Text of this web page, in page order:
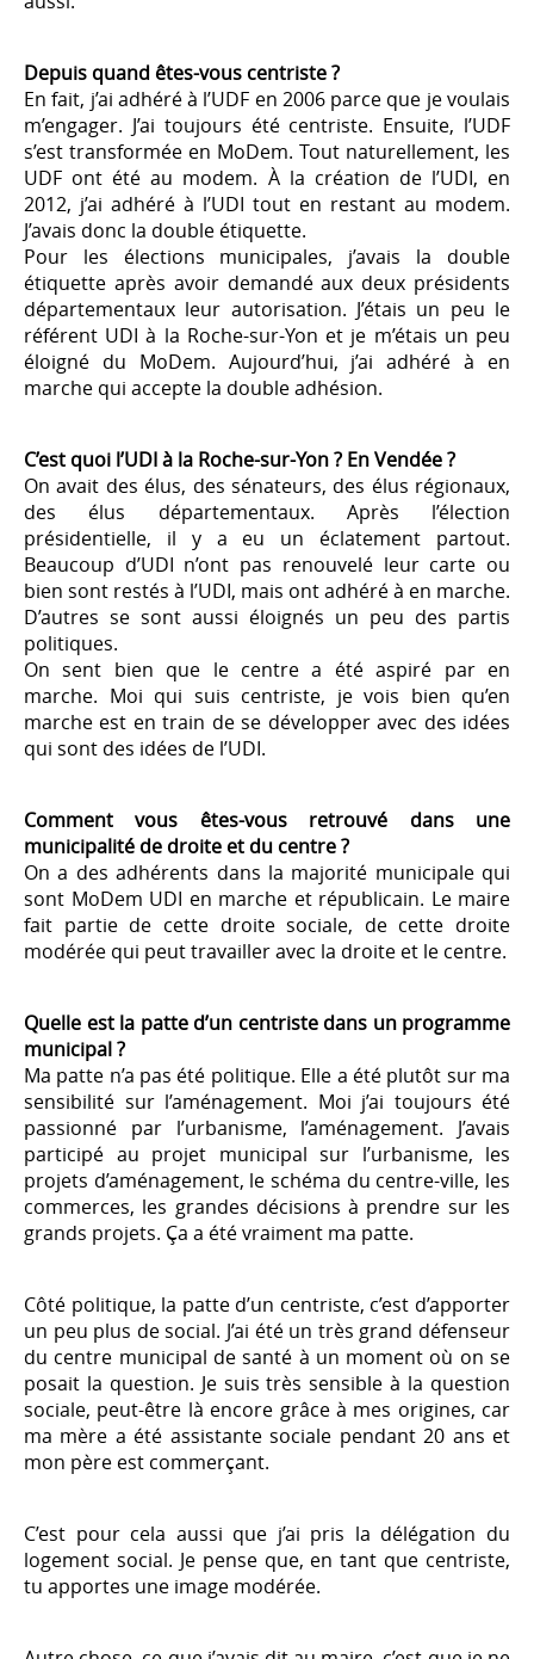
Depuis quand êtes-vous centriste ?
En fait, j’ai adhéré à l’UDF en 2006 parce que je voulais
m’engager. J’ai toujours été centriste. Ensuite, l’UDF
s’est transformée en MoDem. Tout naturellement, les
UDF ont été au modem. À la création de l’UDI, en
2012, j’ai adhéré à l’UDI tout en restant au modem.
J’avais donc la double étiquette.
Pour les élections municipales, j’avais la double
étiquette après avoir demandé aux deux présidents
départementaux leur autorisation. J’étais un peu le
référent UDI à la Roche-sur-Yon et je m’étais un peu
éloigné du MoDem. Aujourd’hui, j’ai adhéré à en
marche qui accepte la double adhésion.
C’est quoi l’UDI à la Roche-sur-Yon ? En Vendée ?
On avait des élus, des sénateurs, des élus régionaux,
des élus départementaux. Après l’élection
présidentielle, il y a eu un éclatement partout.
Beaucoup d’UDI n’ont pas renouvelé leur carte ou
bien sont restés à l’UDI, mais ont adhéré à en marche.
D’autres se sont aussi éloignés un peu des partis
politiques.
On sent bien que le centre a été aspiré par en
marche. Moi qui suis centriste, je vois bien qu’en
marche est en train de se développer avec des idées
qui sont des idées de l’UDI.
Comment vous êtes-vous retrouvé dans une
municipalité de droite et du centre ?
On a des adhérents dans la majorité municipale qui
sont MoDem UDI en marche et républicain. Le maire
fait partie de cette droite sociale, de cette droite
modérée qui peut travailler avec la droite et le centre.
Quelle est la patte d’un centriste dans un programme
municipal ?
Ma patte n’a pas été politique. Elle a été plutôt sur ma
sensibilité sur l’aménagement. Moi j’ai toujours été
passionné par l’urbanisme, l’aménagement. J’avais
participé au projet municipal sur l’urbanisme, les
projets d’aménagement, le schéma du centre-ville, les
commerces, les grandes décisions à prendre sur les
grands projets. Ça a été vraiment ma patte.
Côté politique, la patte d’un centriste, c’est d’apporter
un peu plus de social. J’ai été un très grand défenseur
du centre municipal de santé à un moment où on se
posait la question. Je suis très sensible à la question
sociale, peut-être là encore grâce à mes origines, car
ma mère a été assistante sociale pendant 20 ans et
mon père est commerçant.
C’est pour cela aussi que j’ai pris la délégation du
logement social. Je pense que, en tant que centriste,
tu apportes une image modérée.